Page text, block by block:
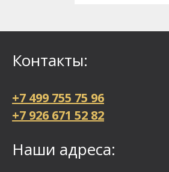
Контакты:
+7 499 755 75 96
+7 926 671 52 82
Наши адреса: